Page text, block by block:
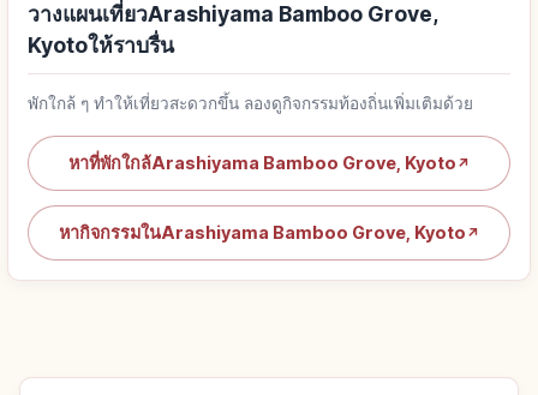
วางแผนเที่ยวArashiyama Bamboo Grove,
Kyotoให้ราบรื่น
พักใกล้ ๆ ทำให้เที่ยวสะดวกขึ้น ลองดูกิจกรรมท้องถิ่นเพิ่มเติมด้วย
หาที่พักใกล้Arashiyama Bamboo Grove, Kyoto ↗
หากิจกรรมในArashiyama Bamboo Grove, Kyoto ↗